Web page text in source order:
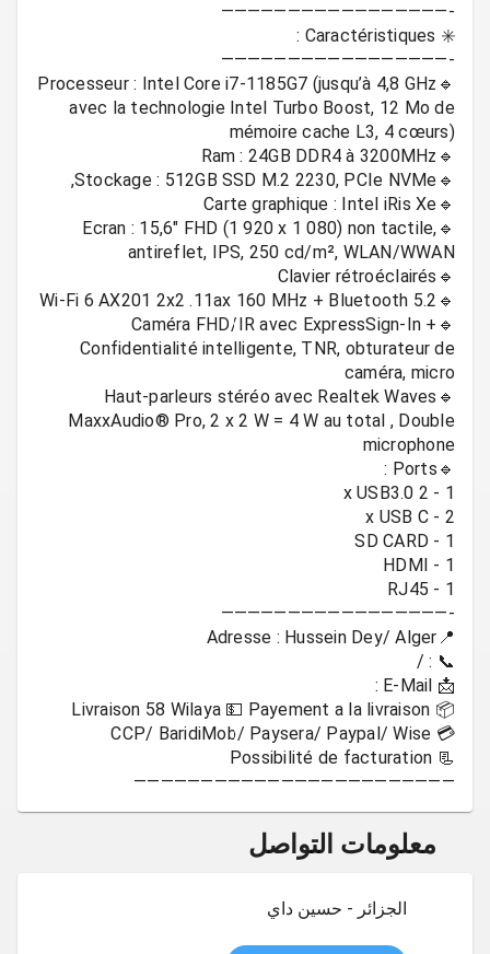
🔹️Processeur : Intel Core i7-1185G7 (jusqu’à 4,8 GHz
avec la technologie Intel Turbo Boost, 12 Mo de
🔹️Ecran : 15,6" FHD (1 920 x 1 080) non tactile,
🔹️Caméra FHD/IR avec ExpressSign-In +
Confidentialité intelligente, TNR, obturateur de
🔹️Haut-parleurs stéréo avec Realtek Waves
MaxxAudio® Pro, 2 x 2 W = 4 W au total , Double
2 - x USB C
1 - SD CARD
💳 CCP/ BaridiMob/ Paysera/ Paypal/ Wise
————————————————————————
معلومات التواصل
الجزائر - حسين داي